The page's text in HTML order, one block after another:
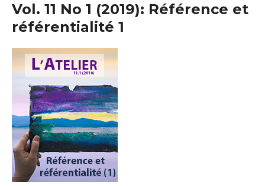
Vol. 11 No 1 (2019): Référence et
référentialité 1